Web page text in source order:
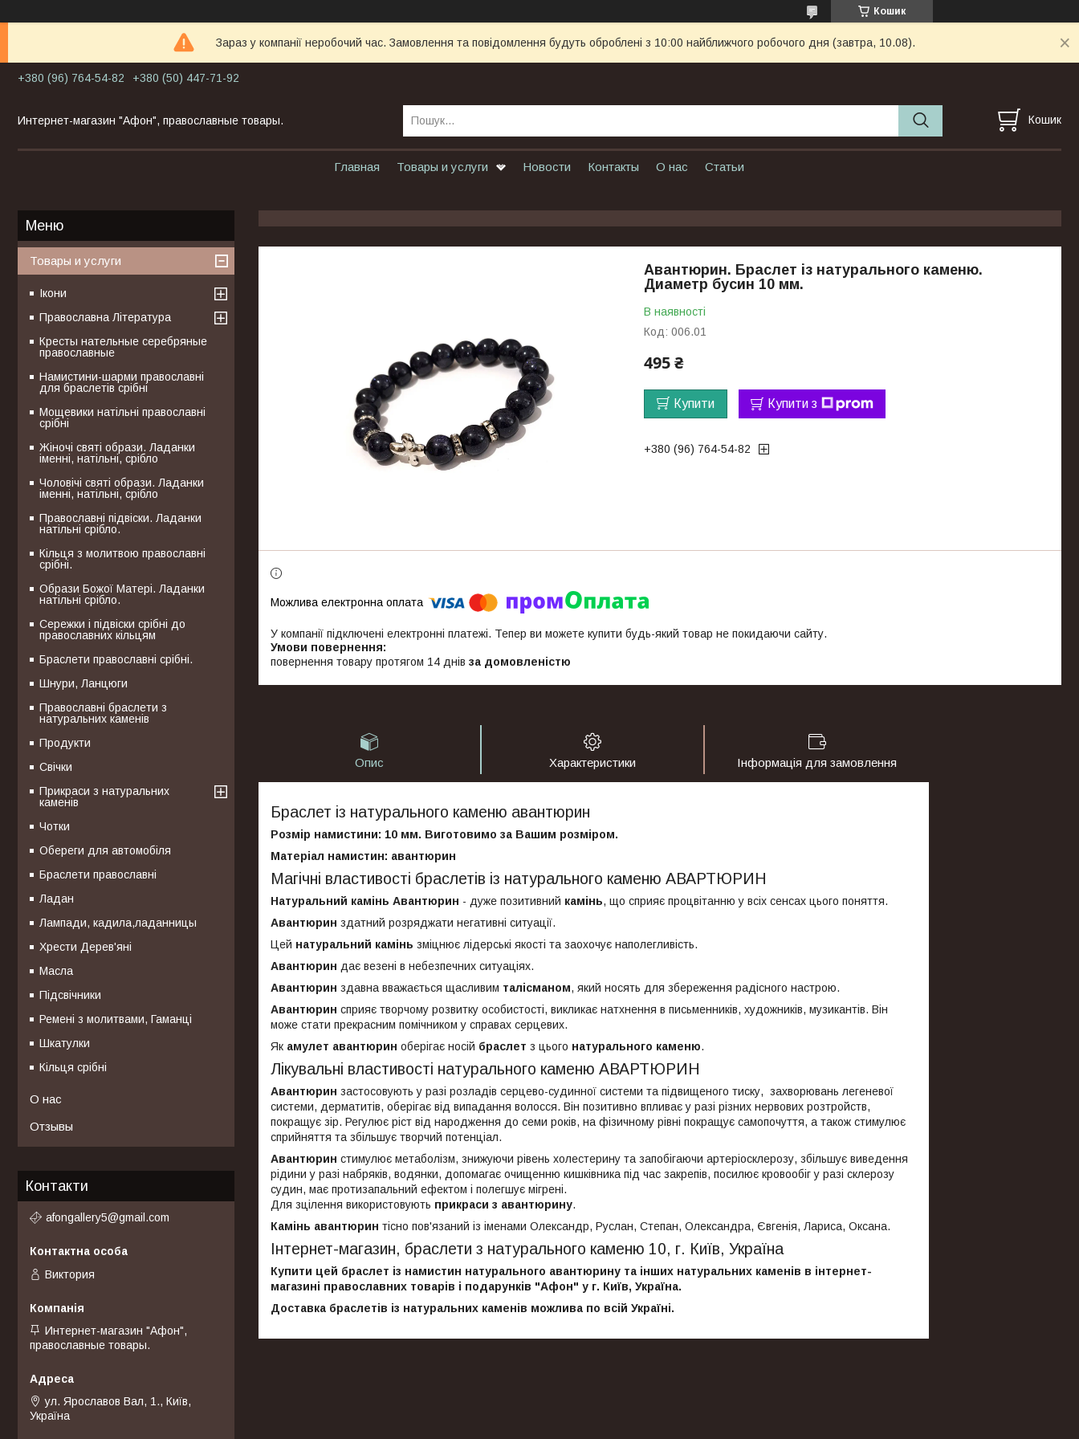
Кошик
Зараз у компанії неробочий час. Замовлення та повідомлення будуть оброблені з 10:00 найближчого робочого дня (завтра, 10.08).
+380 (96) 764-54-82 +380 (50) 447-71-92
Интернет-магазин "Афон", православные товары. Кошик
Главная Товары и услуги Новости Контакты О нас Статьи
Авантюрин. Браслет із натурального каменю.
Диаметр бусин 10 мм.
В наявності
Код: 006.01
495 ₴
Купити Купити з
+380 (96) 764-54-82
У компанії підключені електронні платежі. Тепер ви можете купити будь-який товар не покидаючи сайту.
повернення товару протягом 14 днів за домовленістю
Опис Характеристики Інформація для замовлення
Браслет із натурального каменю авантюрин
Розмір намистини: 10 мм. Виготовимо за Вашим розміром.
Матеріал намистин: авантюрин
Магічні властивості браслетів із натурального каменю АВАРТЮРИН
Натуральний камінь Авантюрин - дуже позитивний камінь, що сприяє процвітанню у всіх сенсах цього поняття.
Авантюрин здатний розряджати негативні ситуації.
Цей натуральний камінь зміцнює лідерські якості та заохочує наполегливість.
Авантюрин дає везені в небезпечних ситуаціях.
Авантюрин здавна вважається щасливим талісманом, який носять для збереження радісного настрою.
Авантюрин сприяє творчому розвитку особистості, викликає натхнення в письменників, художників, музикантів. Він
може стати прекрасним помічником у справах серцевих.
Як амулет авантюрин оберігає носій браслет з цього натурального каменю.
Лікувальні властивості натурального каменю АВАРТЮРИН
Авантюрин застосовують у разі розладів серцево-судинної системи та підвищеного тиску, захворювань легеневої
системи, дерматитів, оберігає від випадання волосся. Він позитивно впливає у разі різних нервових розтройств,
покращує зір. Регулює ріст від народження до семи років, на фізичному рівні покращує самопочуття, а також стимулює
сприйняття та збільшує творчий потенціал.
Авантюрин стимулює метаболізм, знижуючи рівень холестерину та запобігаючи артеріосклерозу, збільшує виведення
рідини у разі набряків, водянки, допомагає очищенню кишківника під час закрепів, посилює кровообіг у разі склерозу
судин, має протизапальний ефектом і полегшує мігрені.
Для зцілення використовують прикраси з авантюрину.
Камінь авантюрин тісно пов'язаний із іменами Олександр, Руслан, Степан, Олександра, Євгенія, Лариса, Оксана.
Інтернет-магазин, браслети з натурального каменю 10, г. Київ, Україна
Купити цей браслет із намистин натурального авантюрину та інших натуральних каменів в інтернет-
магазині православних товарів і подарунків "Афон" у г. Київ, Україна.
Доставка браслетів із натуральних каменів можлива по всій Україні.
Товары и услуги
Ікони
Православна Література
Кресты нательные серебряные
православные
Намистини-шарми православні
для браслетів срібні
Мощевики натільні православні
срібні
Жіночі святі образи. Ладанки
іменні, натільні, срібло
Чоловічі святі образи. Ладанки
іменні, натільні, срібло
Православні підвіски. Ладанки
натільні срібло.
Кільця з молитвою православні
срібні.
Образи Божої Матері. Ладанки
натільні срібло.
Сережки і підвіски срібні до
православних кільцям
Браслети православні срібні.
Шнури, Ланцюги
Православні браслети з
натуральних каменів
Продукти
Свічки
Прикраси з натуральних
каменів
Чотки
Обереги для автомобіля
Браслети православні
Ладан
Лампади, кадила,ладанницы
Хрести Дерев'яні
Масла
Підсвічники
Ремені з молитвами, Гаманці
Шкатулки
Кільця срібні
О нас
Отзывы
Контакти
afongallery5@gmail.com
Виктория
Интернет-магазин "Афон",
православные товары.
ул. Ярославов Вал, 1., Київ,
Україна